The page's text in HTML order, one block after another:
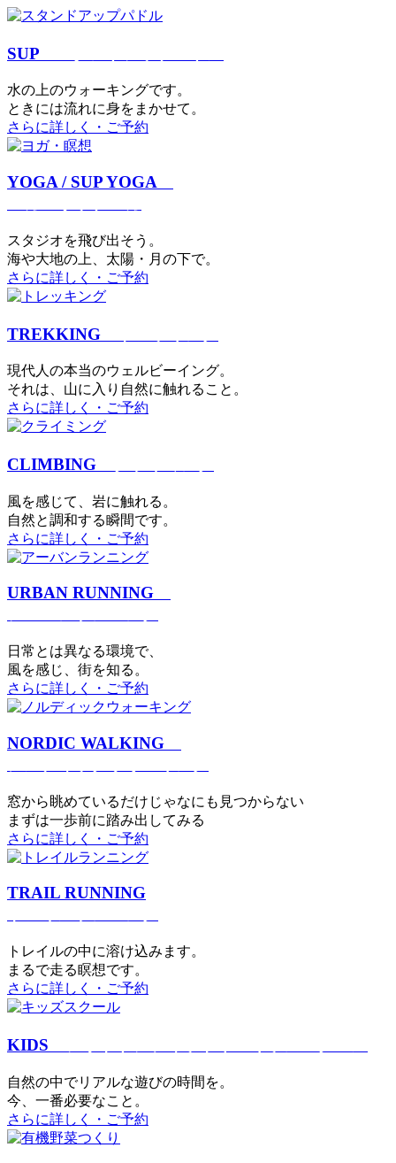
SUP
⽔の上のウォーキングです。
ときには流れに身をまかせて。
さらに詳しく・ご予約
YOGA / SUP YOGA
スタジオを⾶び出そう。
海や大地の上、太陽・⽉の下で。
さらに詳しく・ご予約
TREKKING
現代⼈の本当のウェルビーイング。
それは、⼭に⼊り⾃然に触れること。
さらに詳しく・ご予約
CLIMBING
⾵を感じて、岩に触れる。
⾃然と調和する瞬間です。
さらに詳しく・ご予約
URBAN RUNNING
日常とは異なる環境で、
風を感じ、街を知る。
さらに詳しく・ご予約
NORDIC WALKING
窓から眺めているだけじゃなにも見つからない
まずは一歩前に踏み出してみる
さらに詳しく・ご予約
TRAIL RUNNING
トレイルの中に溶け込みます。
まるで⾛る瞑想です。
さらに詳しく・ご予約
KIDS
⾃然の中でリアルな遊びの時間を。
今、⼀番必要なこと。
さらに詳しく・ご予約